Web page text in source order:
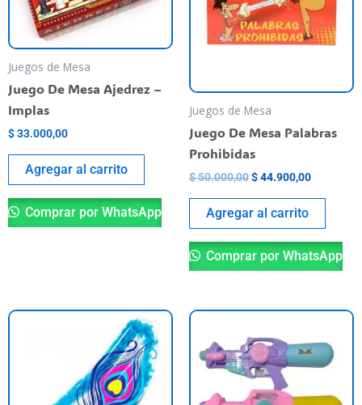
Juegos de Mesa
Juego De Mesa Ajedrez –
Implas
$33.000,00
Agregar al carrito
Comprar por WhatsApp
Juegos de Mesa
Juego De Mesa Palabras
Prohibidas
$50.000,00$44.900,00
Agregar al carrito
Comprar por WhatsApp